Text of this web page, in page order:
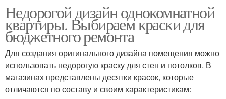
Недорогой дизайн однокомнатной
квартиры. Выбираем краски для
бюджетного ремонта
Для создания оригинального дизайна помещения можно
использовать недорогую краску для стен и потолков. В
магазинах представлены десятки красок, которые
отличаются по составу и своим характеристикам: